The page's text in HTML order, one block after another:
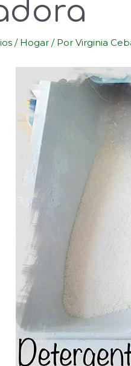
/ Hogar / PorVirginia